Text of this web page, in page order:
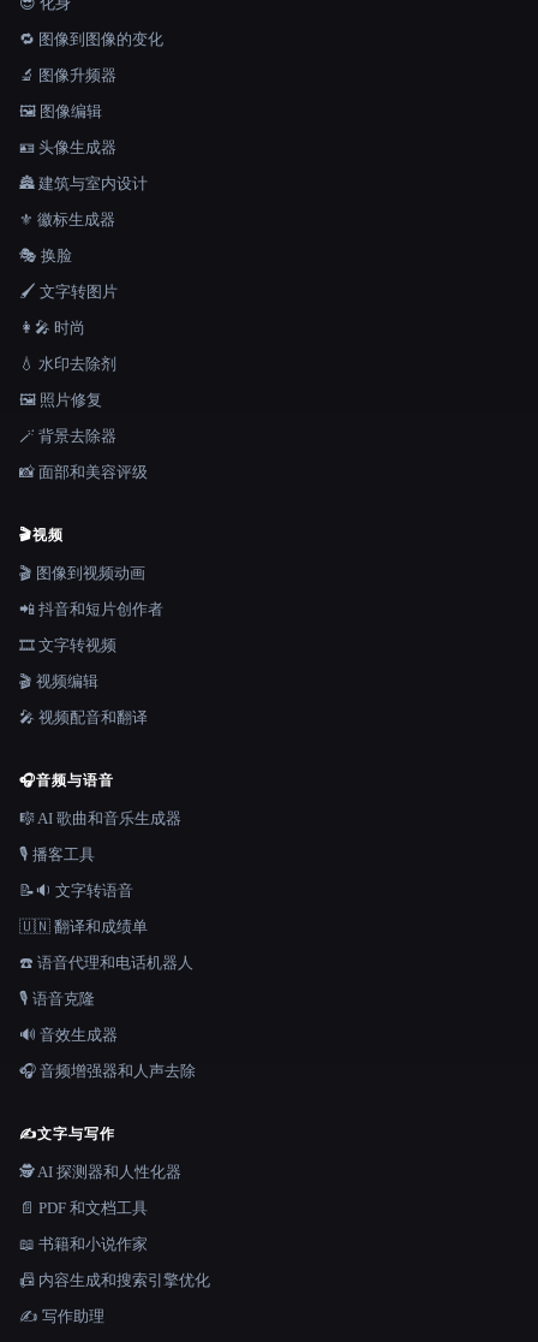
🔁 图像到图像的变化
🔬 图像升频器
🖼️ 图像编辑
🪪 头像生成器
🏯 建筑与室内设计
⚜️ 徽标生成器
🎭 换脸
🖌️ 文字转图片
👩‍🎤 时尚
💧 水印去除剂
🖼️ 照片修复
🪄 背景去除器
📸 面部和美容评级
🎬视频
🎬 图像到视频动画
📲 抖音和短片创作者
🎞️ 文字转视频
🎬 视频编辑
🎤 视频配音和翻译
🎧音频与语音
🎼 AI 歌曲和音乐生成器
🎙️ 播客工具
📝🔉 文字转语音
🇺🇳 翻译和成绩单
☎️ 语音代理和电话机器人
🎙️ 语音克隆
🔊 音效生成器
🎧 音频增强器和人声去除
✍️文字与写作
🕵️ AI 探测器和人性化器
📄 PDF 和文档工具
📖 书籍和小说作家
📠 内容生成和搜索引擎优化
✍️ 写作助理